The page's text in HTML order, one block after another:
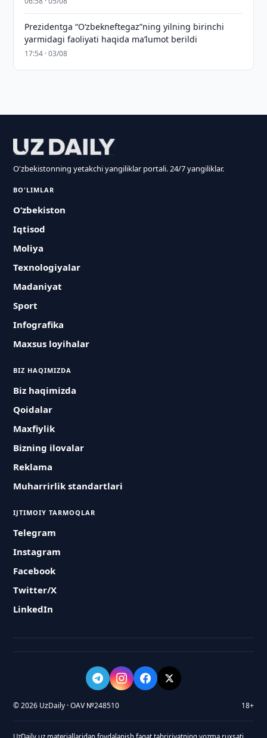
Prezidentga “Oʻzbekneftegaz”ning yilning birinchi
yarmidagi faoliyati haqida maʼlumot berildi
17:54 · 03/08
O'zbekistonning yetakchi yangiliklar portali. 24/7 yangiliklar.
BO'LIMLAR
O‘zbekiston
Iqtisod
Moliya
Texnologiyalar
Madaniyat
Sport
Infografika
Maxsus loyihalar
BIZ HAQIMIZDA
Biz haqimizda
Qoidalar
Maxfiylik
Bizning ilovalar
Reklama
Muharrirlik standartlari
IJTIMOIY TARMOQLAR
Telegram
Instagram
Facebook
Twitter/X
LinkedIn
© 2026 UzDaily · OAV №248510 18+